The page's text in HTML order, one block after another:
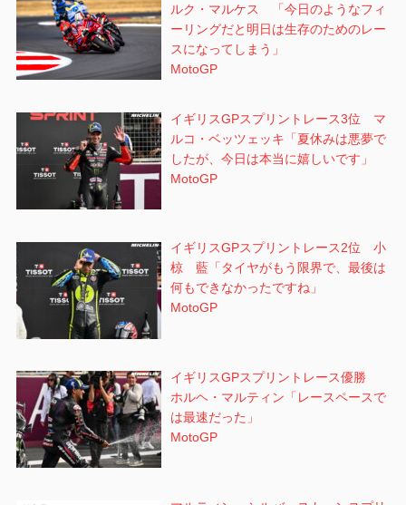
ルク・マルケス 「今日のようなフィ
ーリングだと明日は生存のためのレー
スになってしまう」
MotoGP
イギリスGPスプリントレース3位 マ
ルコ・ベッツェッキ「夏休みは悪夢で
したが、今日は本当に嬉しいです」
MotoGP
イギリスGPスプリントレース2位 小
椋 藍「タイヤがもう限界で、最後は
何もできなかったですね」
MotoGP
イギリスGPスプリントレース優勝
ホルヘ・マルティン「レースペースで
は最速だった」
MotoGP